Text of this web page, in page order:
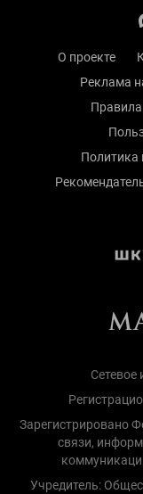
О проекте
Реклама
Политика
Сетевое
Зарегистрировано
связи,
Учредитель: